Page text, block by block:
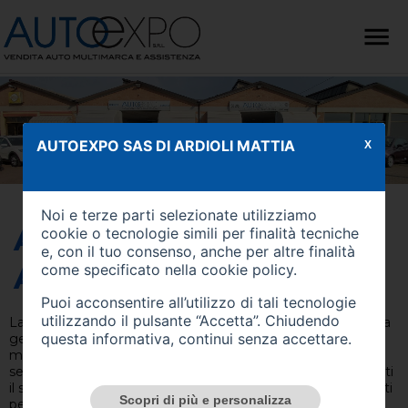
AUTOEXPO SAS DI
ARDIOLI MATTIA
La Famiglia Ardioli, dal 1961 titolare dell’attività, ancora oggi a
gestione familiare, vanta più di 56 anni di esperienza nel
mondo dell’auto , dalla vendita alla riparazione . La nostra
sede è stata pensata appositamente per dare ai nostri clienti
il servizio e il trattamento adeguati, da anni siamo apprezzati
per la cura nei minimi particolari che abbiamo per le nostre
AUTOEXPO SAS DI ARDIOLI MATTIA
Noi e terze parti selezionate utilizziamo
cookie o tecnologie simili per finalità tecniche
e, con il tuo consenso, anche per altre finalità
come specificato nella cookie policy.
Puoi acconsentire all’utilizzo di tali tecnologie
utilizzando il pulsante “Accetta”. Chiudendo
questa informativa, continui senza accettare.
Scopri di più e personalizza
X